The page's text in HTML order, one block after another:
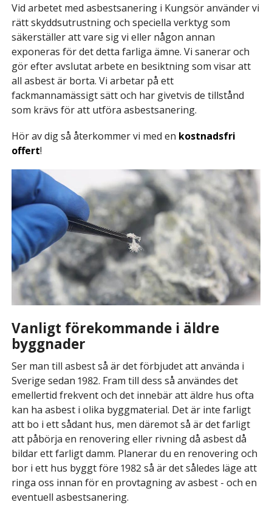
Vid arbetet med asbestsanering i Kungsör använder vi
rätt skyddsutrustning och speciella verktyg som
säkerställer att vare sig vi eller någon annan
exponeras för det detta farliga ämne. Vi sanerar och
gör efter avslutat arbete en besiktning som visar att
all asbest är borta. Vi arbetar på ett
fackmannamässigt sätt och har givetvis de tillstånd
som krävs för att utföra asbestsanering.
Hör av dig så återkommer vi med en kostnadsfri
offert!
Vanligt förekommande i äldre
byggnader
Ser man till asbest så är det förbjudet att använda i
Sverige sedan 1982. Fram till dess så användes det
emellertid frekvent och det innebär att äldre hus ofta
kan ha asbest i olika byggmaterial. Det är inte farligt
att bo i ett sådant hus, men däremot så är det farligt
att påbörja en renovering eller rivning då asbest då
bildar ett farligt damm. Planerar du en renovering och
bor i ett hus byggt före 1982 så är det således läge att
ringa oss innan för en provtagning av asbest - och en
eventuell asbestsanering.